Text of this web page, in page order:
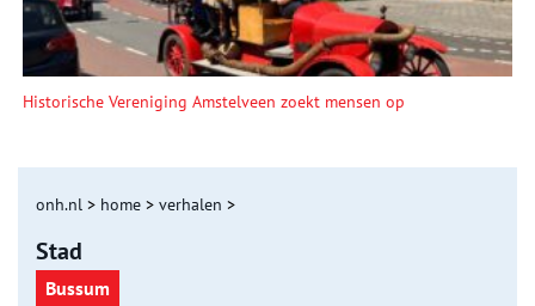
Historische Vereniging Amstelveen zoekt mensen op
onh.nl > home > verhalen >
Stad
Bussum